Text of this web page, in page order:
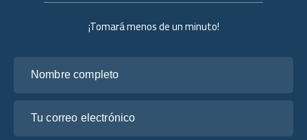
¡Tomará menos de un minuto!